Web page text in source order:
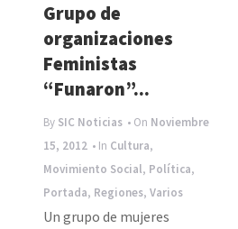
Grupo de
organizaciones
Feministas
“Funaron”...
By SIC Noticias • On Noviembre
15, 2012 • In Cultura,
Movimiento Social, Política,
Portada, Regiones,Varios
Un grupo de mujeres